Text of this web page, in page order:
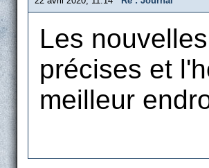
Les
précises et
meilleur